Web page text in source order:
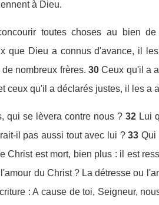
à Dieu.
toutes choses au bien
que Dieu a connus d'avance, il
nombreux frères. 30 Ceux qu'il a
ceux qu'il a déclarés justes, il les a
qui se lèvera contre nous ? 32 Lui
il pas aussi tout avec lui ? 33 Qui
Christ est mort, bien plus : il est
du Christ ? La détresse ou
: A cause de toi, Seigneur,